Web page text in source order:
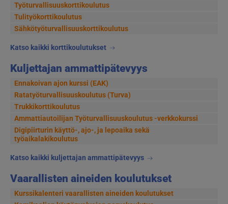
Työturvallisuuskorttikoulutus
Tulityökorttikoulutus
Sähkötyöturvallisuuskorttikoulutus
Katso kaikki korttikoulutukset
Kuljettajan ammattipätevyys
Ennakoivan ajon kurssi (EAK)
Ratatyöturvallisuuskoulutus (Turva)
Trukkikorttikoulutus
Ammattiautoilijan Työturvallisuuskoulutus -verkkokurssi
Digipiirturin käyttö-, ajo-, ja lepoaika sekä
työaikalakikoulutus
Katso kaikki kuljettajan ammattipätevyys
Vaarallisten aineiden koulutukset
Kurssikalenteri vaarallisten aineiden koulutukset